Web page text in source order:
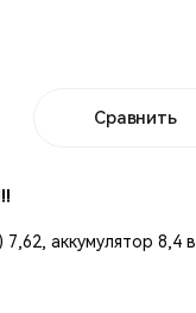
Сравнить
аккумулятор 8,4 в